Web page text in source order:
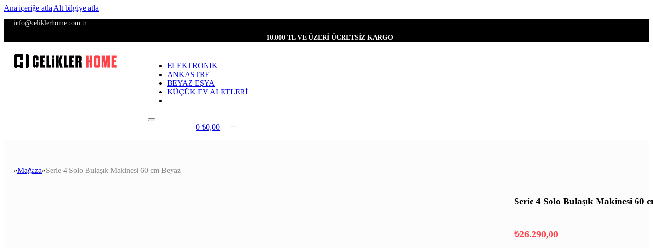
Ana içeriğe atla Alt bilgiye atla
info@celiklerhome.com.tr
10.000 TL VE ÜZERİ ÜCRETSİZ KARGO
ELEKTRONİK
ANKASTRE
BEYAZ EŞYA
KÜÇÜK EV ALETLERİ
0 ₺0,00
Anasayfa
Mağaza Serie 4 Solo Bulaşık Makinesi 60 cm Beyaz
Serie 4 Solo Bulaşık Makinesi 60
₺26.290,00